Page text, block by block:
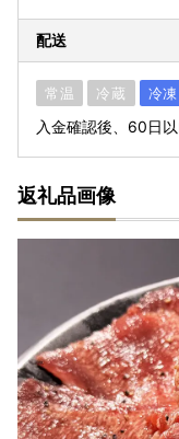
配送
常温 冷蔵 冷凍
入金確認後、60日
返礼品画像